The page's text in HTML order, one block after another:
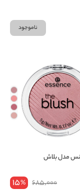
ناموجود
مدل بلاش
685,000
15%